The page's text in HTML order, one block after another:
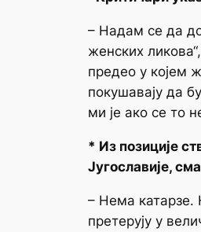
– Надам се да
женских
предео у којем
покушавају да
ми је ако се то
* Из позиције
Југославије,
– Нема катарзе.
претерују у